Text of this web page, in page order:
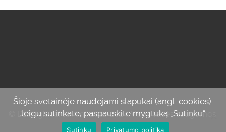
© Džiaugiuosi savimi, 2012-2024. Visos teisės saugomos.
Šioje svetainėje naudojami slapukai (angl. cookies).
Jeigu sutinkate, paspauskite mygtuką „Sutinku“.
Sutinku Privatumo politika